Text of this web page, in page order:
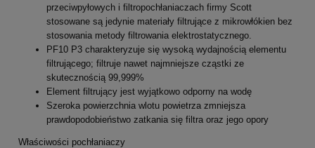
przeciwpyłowych i filtropochłaniaczach firmy Scott
stosowane są jedynie materiały filtrujące z mikrowłókien bez
stosowania metody filtrowania elektrostatycznego.
PF10 P3 charakteryzuje się wysoką wydajnością elementu
filtrującego; filtruje nawet najmniejsze cząstki ze
skutecznością 99,999%
Element filtrujący jest wyjątkowo odporny na wodę
Szeroka powierzchnia wlotu powietrza zmniejsza
prawdopodobieństwo zatkania się filtra oraz jego opory
Właściwości pochłaniaczy